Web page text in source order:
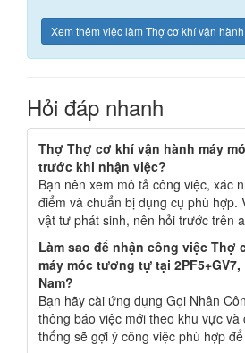
Xem thêm việc làm Thợ cơ khí vận
Hỏi đáp nhanh
Thợ Thợ cơ khí vận hành máy
trước khi nhận việc?
Bạn nên xem mô tả công việc, xác
điểm và chuẩn bị dụng cụ phù hợp.
vật tư phát sinh, nên hỏi trước trên
Làm sao để nhận công việc Thợ
máy móc tương tự tại
Nam?
Bạn hãy cài ứng dụng Gọi Nhân
thông báo việc mới theo khu vực và
thống sẽ gợi ý công việc phù hợp